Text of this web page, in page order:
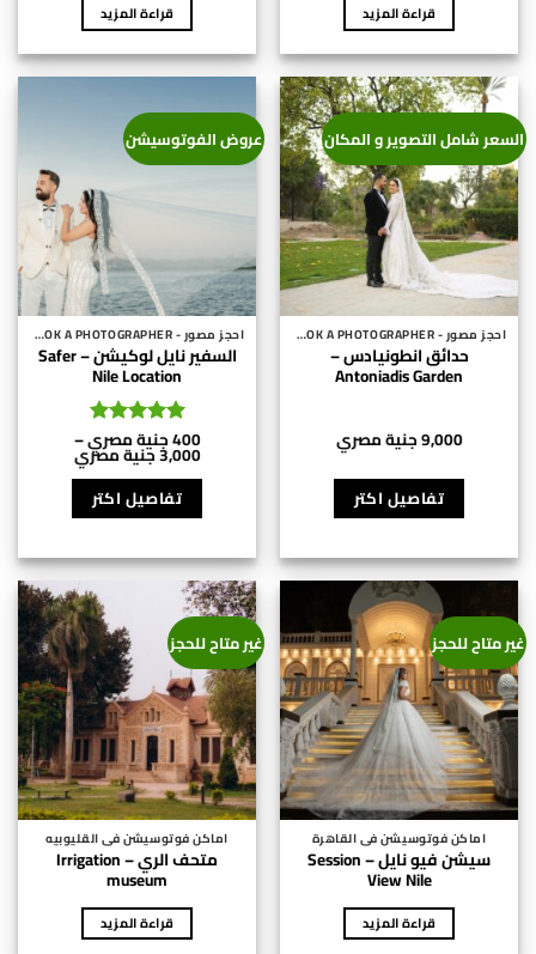
قراءة المزيد قراءة المزيد
السعر شامل التصوير و المكان
احجز مصور - BOOK A PHOTOGRAPHER
حدائق انطونيادس –
Antoniadis Garden
9,000جنية مصري
تفاصيل اكتر
عروض الفوتوسيشن
احجز مصور - BOOK A PHOTOGRAPHER
السفير نايل لوكيشن – Safer
Nile Location
تم التقييم
5من 5
400جنية مصري– 3,000جنية مصرينطاق
السعر:
من
مصري⁩
تفاصيل اكتر
هناك
من
الأشكال
المختلفة
لهذا
المنتج.
يمكن
اختيار
الخيارات
على
صفحة
المنتج
غير متاح للحجز
اماكن فوتوسيشن فى القاهرة
سيشن فيو نايل – Session
View Nile
قراءة المزيد
غير متاح للحجز
اماكن فوتوسيشن فى القليوبيه
متحف الري – Irrigation
museum
قراءة المزيد